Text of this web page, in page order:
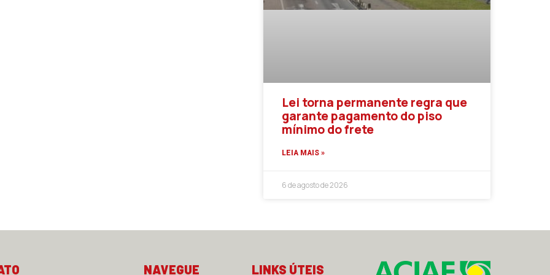
Lei torna permanente regra que
garante pagamento do piso
mínimo do frete
LEIA MAIS »
6 de agosto de 2026
NAVEGUE LINKS ÚTEIS